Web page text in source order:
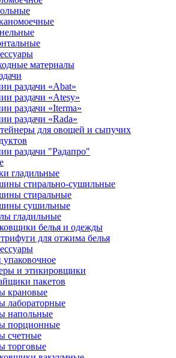
материалы
раздачи «Abat»
раздачи «Atesy»
раздачи «Iterma»
раздачи «Rada»
для овощей и сыпучих
раздачи "Радапро"
гладильные
стирально-сушильные
стиральные
сушильные
гладильные
белья и одежды
для отжима белья
упаковочное
и этикировщики
пакетов
крановые
лабораторные
напольные
порционные
счетные
торговые